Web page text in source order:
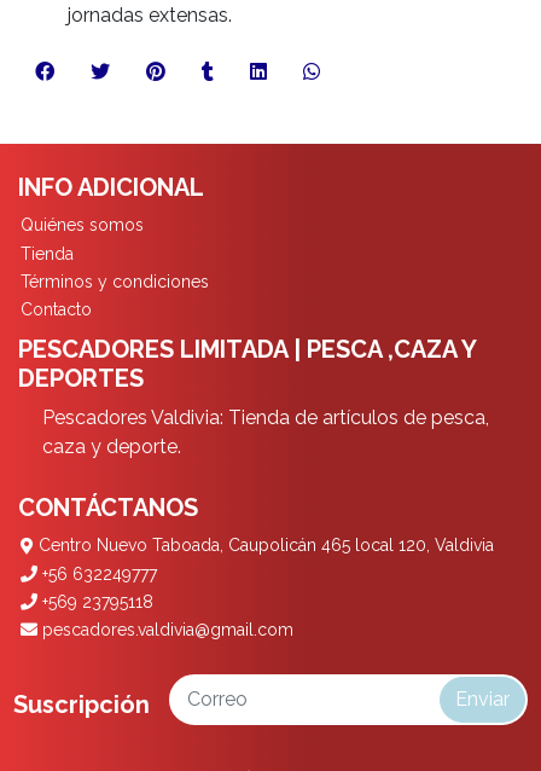
jornadas extensas.
INFO ADICIONAL
Quiénes somos
Tienda
Términos y condiciones
Contacto
PESCADORES LIMITADA | PESCA ,CAZA Y
DEPORTES
Pescadores Valdivia: Tienda de artículos de pesca,
caza y deporte.
CONTÁCTANOS
Centro Nuevo Taboada, Caupolicán 465 local 120, Valdivia
+56 632249777
+569 23795118
pescadores.valdivia@gmail.com
Suscripción Enviar